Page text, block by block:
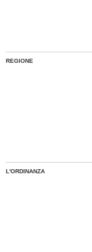
REGIONE
L'ORDINANZA